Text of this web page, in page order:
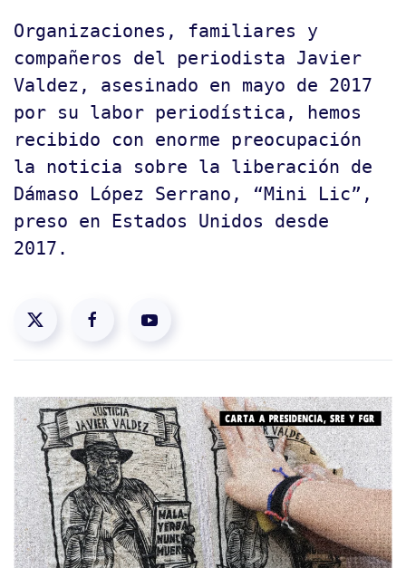
Organizaciones, familiares y
compañeros del periodista Javier
Valdez, asesinado en mayo de 2017
por su labor periodística, hemos
recibido con enorme preocupación
la noticia sobre la liberación de
Dámaso López Serrano, “Mini Lic”,
preso en Estados Unidos desde
2017.